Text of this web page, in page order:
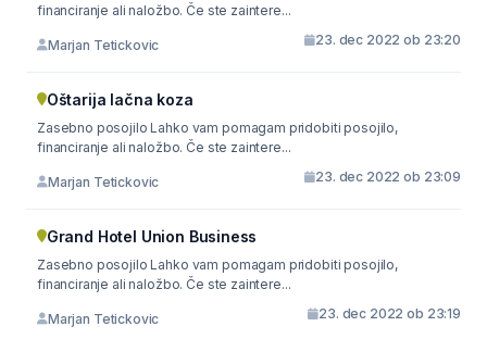
financiranje ali naložbo. Če ste zaintere...
Marjan Tetickovic 23. dec 2022 ob 23:20
Oštarija lačna koza
Zasebno posojilo Lahko vam pomagam pridobiti posojilo,
financiranje ali naložbo. Če ste zaintere...
Marjan Tetickovic 23. dec 2022 ob 23:09
Grand Hotel Union Business
Zasebno posojilo Lahko vam pomagam pridobiti posojilo,
financiranje ali naložbo. Če ste zaintere...
Marjan Tetickovic 23. dec 2022 ob 23:19